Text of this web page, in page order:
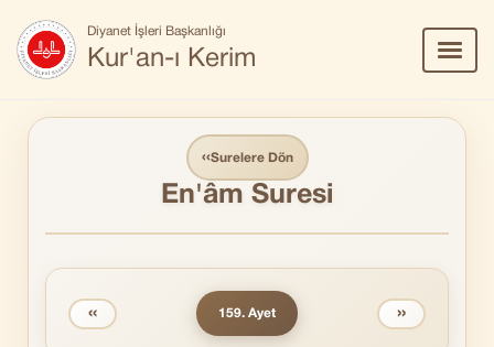
Diyanet İşleri Başkanlığı
Kur'an-ı Kerim
Aç/
‹‹Surelere Dön
En'âm Suresi
‹‹ 159. Ayet ››